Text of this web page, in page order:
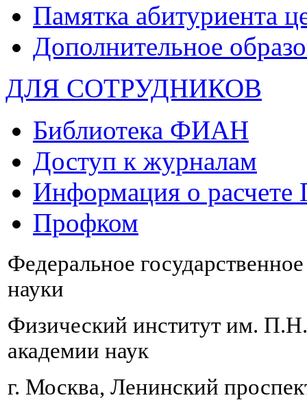
Памятка абитуриента
Дополнительное
ДЛЯ СОТРУДНИКОВ
Библиотека ФИАН
Доступ к журналам
Информация о
Профком
Федеральное
науки
Физический институт им.
академии наук
г. Москва, Ленинский